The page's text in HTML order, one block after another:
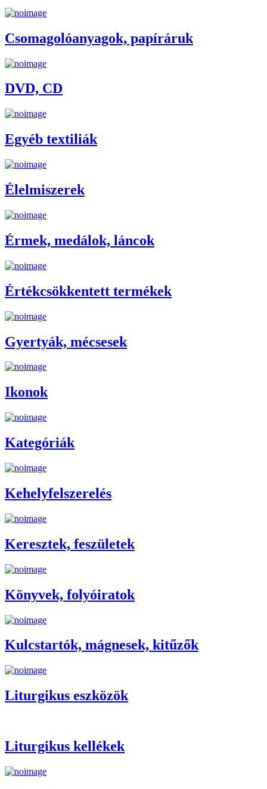
Csomagolóanyagok, papíráruk
DVD, CD
Egyéb textiliák
Élelmiszerek
Érmek, medálok, láncok
Értékcsökkentett termékek
Gyertyák, mécsesek
Ikonok
Kategóriák
Kehelyfelszerelés
Keresztek, feszületek
Könyvek, folyóiratok
Kulcstartók, mágnesek, kitűzők
Liturgikus eszközök